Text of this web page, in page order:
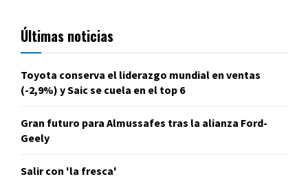
Últimas noticias
Toyota conserva el liderazgo mundial en ventas
(-2,9%) y Saic se cuela en el top 6
Gran futuro para Almussafes tras la alianza Ford-
Geely
Salir con 'la fresca'